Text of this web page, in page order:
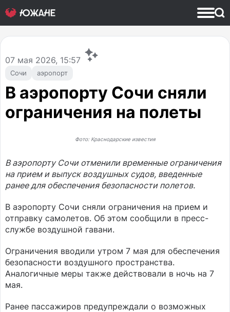
Сочи аэропорт
07 мая 2026, 15:57
В аэропорту Сочи сняли
ограничения на полеты
Фото: Краснодарские известия
В аэропорту Сочи отменили временные ограничения
на прием и выпуск воздушных судов, введенные
ранее для обеспечения безопасности полетов.
В аэропорту Сочи сняли ограничения на прием и
отправку самолетов. Об этом сообщили в пресс-
службе воздушной гавани.
Ограничения вводили утром 7 мая для обеспечения
безопасности воздушного пространства.
Аналогичные меры также действовали в ночь на 7
мая.
Ранее пассажиров предупреждали о возможных